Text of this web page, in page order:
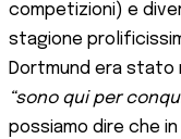
competizioni) e
stagione
Dortmund era stato
“sono qui per
possiamo dire che